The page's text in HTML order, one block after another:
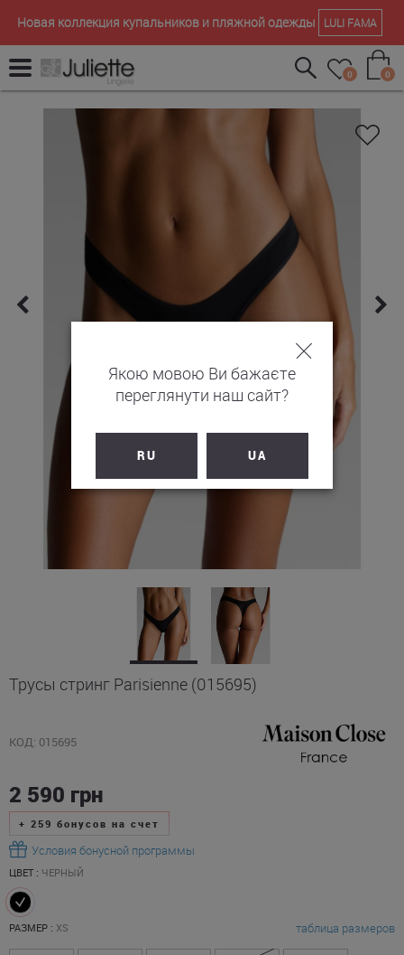
Новая коллекция купальников и пляжной одежды LULI FAMA
0 0
Трусы стринг Parisienne (015695)
КОД: 015695
2 590 грн
+ 259 бонусов на счет
Условия бонусной программы
ЦВЕТ : ЧЕРНЫЙ
РАЗМЕР : XS таблица размеров
Якою мовою Ви бажаєте
переглянути наш сайт?
RU UA